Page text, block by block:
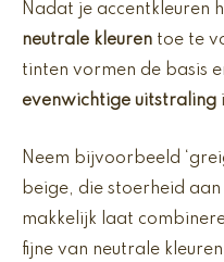
Nadat je accentkleuren
neutrale kleuren toe te
tinten vormen de basis
evenwichtige uitstraling
Neem bijvoorbeeld
beige, die stoerheid
makkelijk laat
fijne van neutrale